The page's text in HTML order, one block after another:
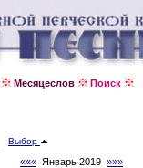
Месяцеслов
Поиск
Выбор
««« Январь 2019 »»»